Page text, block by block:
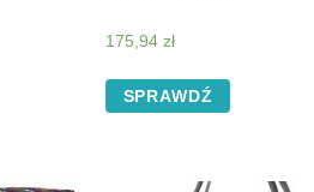
175,94zł
SPRAWDŹ